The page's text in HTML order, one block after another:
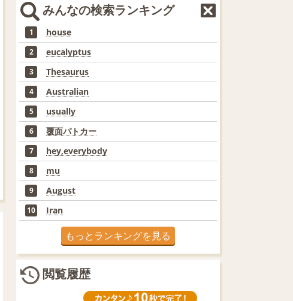
みんなの検索ランキング
1 house
2 eucalyptus
3 Thesaurus
4 Australian
5 usually
6 覆面パトカー
7 hey,everybody
8 mu
9 August
10 Iran
もっとランキングを見る
閲覧履歴